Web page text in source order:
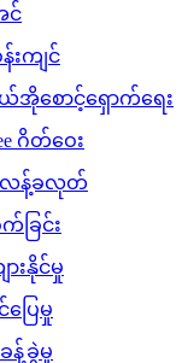
င်
းကျင်
အိုစောင့်ရှောက်ရေး
ဂိတ်ဝေး
န့်ခလုတ်
ခြင်း
းနိုင်မှု
ြေမှု
န့်ခွဲမှု